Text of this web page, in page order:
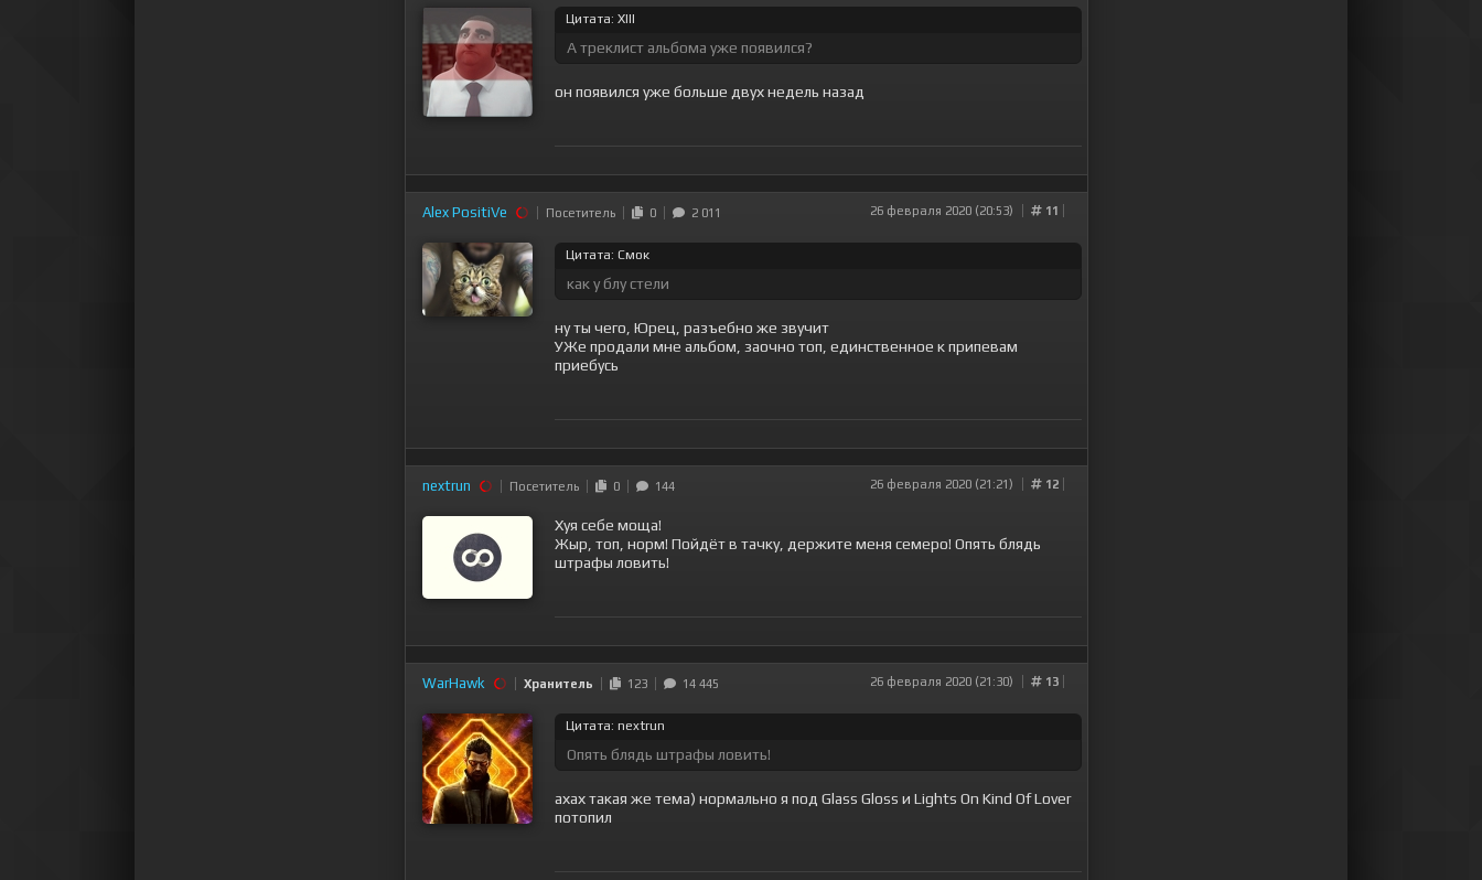
Цитата: XIII
А треклист альбома уже появился?
он появился уже больше двух недель назад
Alex PositiVe Посетитель 0 2 011 26 февраля 2020 (20:53) 11
Цитата: Смок
как у блу стели
ну ты чего, Юрец, разъебно же звучит
УЖе продали мне альбом, заочно топ, единственное к припевам
приебусь
nextrun Посетитель 0 144 26 февраля 2020 (21:21) 12
Хуя себе моща!
Жыр, топ, норм! Пойдёт в тачку, держите меня семеро! Опять блядь
штрафы ловить!
WarHawk Хранитель 123 14 445 26 февраля 2020 (21:30) 13
Цитата: nextrun
Опять блядь штрафы ловить!
ахах такая же тема) нормально я под Glass Gloss и Lights On Kind Of Lover
потопил